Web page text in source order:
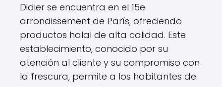
Didier se encuentra en el 15e
arrondissement de París, ofreciendo
productos halal de alta calidad. Este
establecimiento, conocido por su
atención al cliente y su compromiso con
la frescura, permite a los habitantes de